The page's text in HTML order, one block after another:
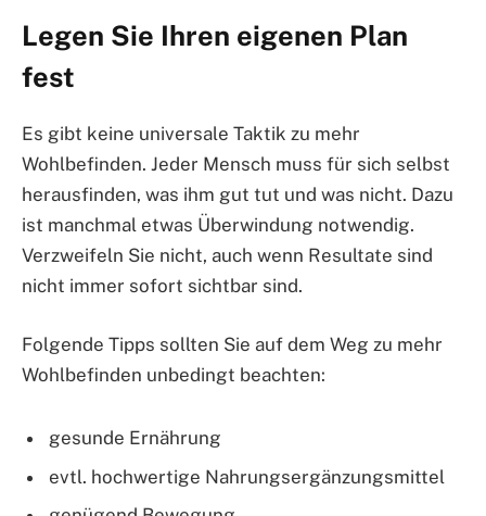
Legen Sie Ihren eigenen Plan
fest
Es gibt keine universale Taktik zu mehr
Wohlbefinden. Jeder Mensch muss für sich selbst
herausfinden, was ihm gut tut und was nicht. Dazu
ist manchmal etwas Überwindung notwendig.
Verzweifeln Sie nicht, auch wenn Resultate sind
nicht immer sofort sichtbar sind.
Folgende Tipps sollten Sie auf dem Weg zu mehr
Wohlbefinden unbedingt beachten:
gesunde Ernährung
evtl. hochwertige Nahrungsergänzungsmittel